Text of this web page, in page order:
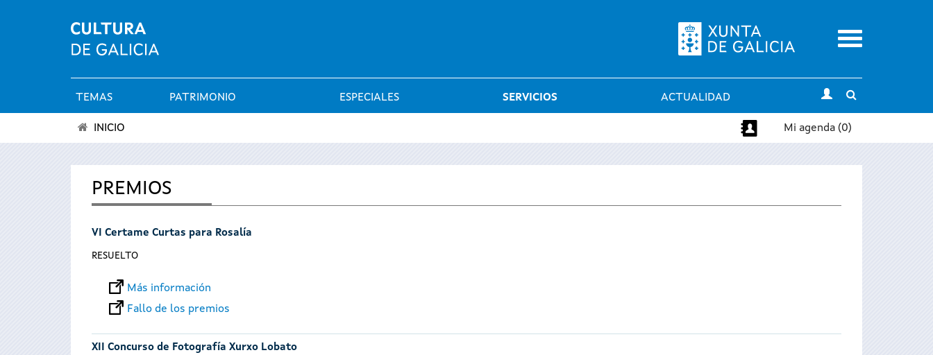
Menu
Menú
principal
TEMAS PATRIMONIO ESPECIALES SERVICIOS ACTUALIDAD
search
encuentra
aquí
INICIO Mi agenda (0)
PREMIOS
VI Certame Curtas para Rosalía
RESUELTO
Más información
Fallo de los premios
XII Concurso de Fotografía Xurxo Lobato